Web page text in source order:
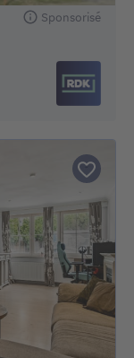
Sponsorisé